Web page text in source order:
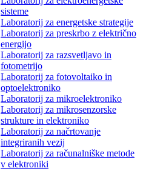
sisteme
Laboratorij za energetske strategije
Laboratorij za preskrbo z električno
energijo
Laboratorij za razsvetljavo in
fotometrijo
Laboratorij za fotovoltaiko in
optoelektroniko
Laboratorij za mikroelektroniko
Laboratorij za mikrosenzorske
strukture in elektroniko
Laboratorij za načrtovanje
integriranih vezij
Laboratorij za računalniške metode
v elektroniki